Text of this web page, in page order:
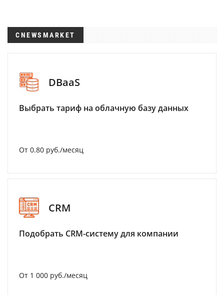
CNEWSMARKET
DBaaS
Выбрать тариф на облачную базу данных
От 0.80 руб./месяц
CRM
Подобрать CRM-систему для компании
От 1 000 руб./месяц